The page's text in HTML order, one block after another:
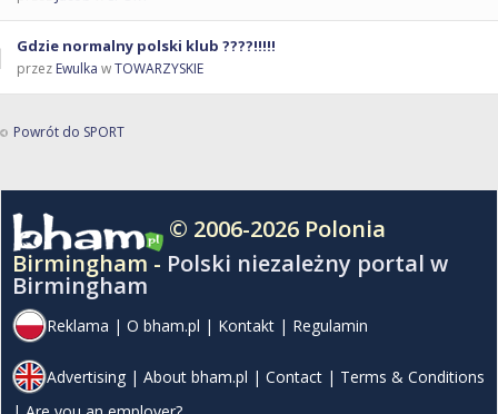
Gdzie normalny polski klub ????!!!!!
przez Ewulka wTOWARZYSKIE
Powrót do SPORT
© 2006-2026 Polonia
Birmingham - Polski niezależny portal w
Birmingham
Reklama | O bham.pl | Kontakt | Regulamin
Advertising | About bham.pl | Contact | Terms & Conditions